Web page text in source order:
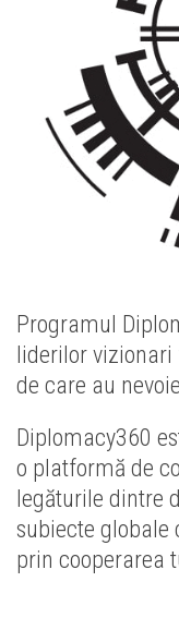
Programul
liderilor
de care au
Diplomacy360
o platformă de
legăturile dintre
subiecte globale
prin cooperarea